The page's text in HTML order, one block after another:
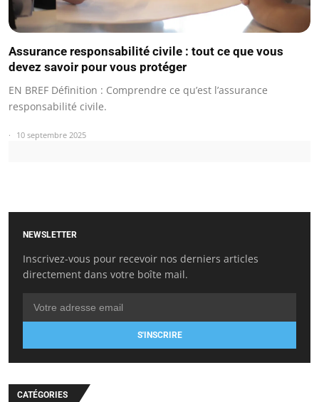
Assurance responsabilité civile : tout ce que vous
devez savoir pour vous protéger
EN BREF Définition : Comprendre ce qu’est l’assurance
responsabilité civile.
10 septembre 2025
NEWSLETTER
Inscrivez-vous pour recevoir nos derniers articles
directement dans votre boîte mail.
S'INSCRIRE
CATÉGORIES